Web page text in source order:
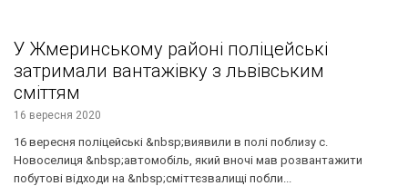
У Жмеринському районі поліцейські
затримали вантажівку з львівським
сміттям
16 вересня 2020
16 вересня поліцейські &nbsp;виявили в полі поблизу с.
Новоселиця &nbsp;автомобіль, який вночі мав розвантажити
побутові відходи на &nbsp;сміттєзвалищі побли...